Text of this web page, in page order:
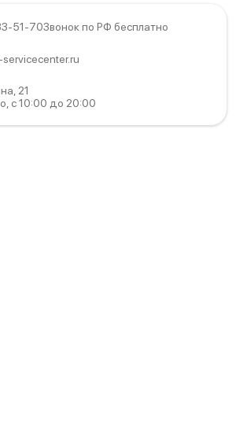
51-70Звонок по РФ бесплатно
21
с 10:00 до 20:00